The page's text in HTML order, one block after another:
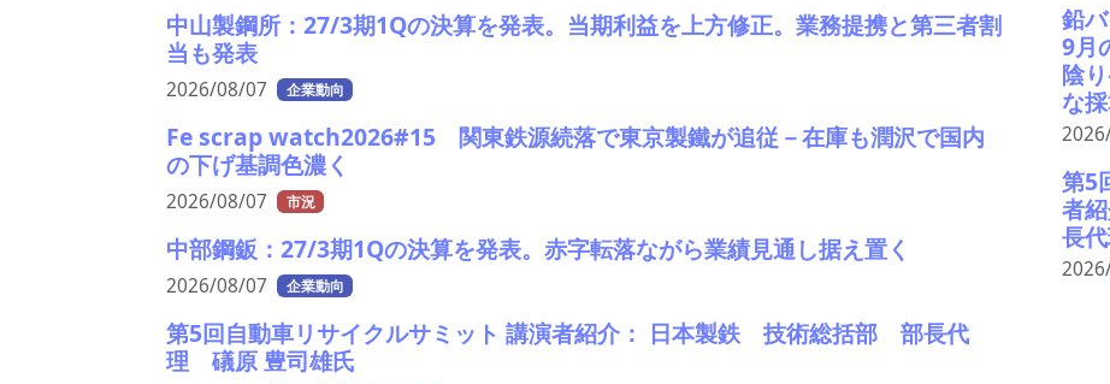
中山製鋼所：27/3期1Qの決算を発表。当期利益を上方修正。業務提携と第三者割
当も発表
2026/08/07 企業動向
Fe scrap watch2026#15 関東鉄源続落で東京製鐵が追従－在庫も潤沢で国内
の下げ基調色濃く
2026/08/07 市況
中部鋼鈑：27/3期1Qの決算を発表。赤字転落ながら業績見通し据え置く
2026/08/07 企業動向
第5回自動車リサイクルサミット 講演者紹介： 日本製鉄 技術総括部 部長代
理 礒原 豊司雄氏
鉛
9月
陰
な
第5
者
長